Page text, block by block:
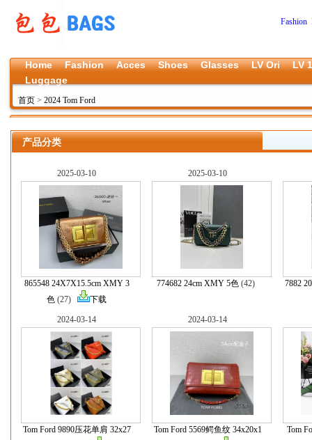
Fashion
Home Fashion Acces Shoes Glasses LV Ori
LV
Luggage
首页 > 2024 Tom Ford
产品分类
2025-03-10
865548 24X7X15.5cm XMY 3
色 (27) 下载
2025-03-10
774682 24cm XMY 5色(42) 7882
2024-03-14
Tom Ford 9890压花单肩 32x27
2024-03-14
Tom Ford 5569鳄鱼纹 34x20x1
Tom